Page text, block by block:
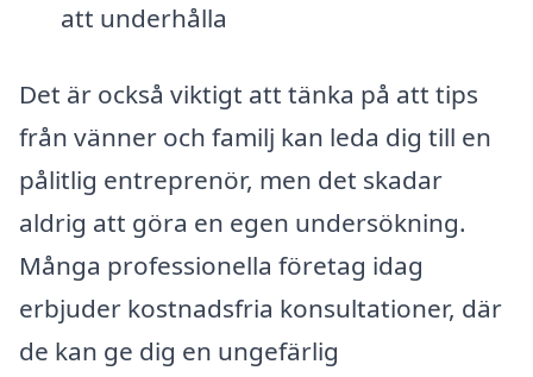
att underhålla
Det är också viktigt att tänka på att tips
från vänner och familj kan leda dig till en
pålitlig entreprenör, men det skadar
aldrig att göra en egen undersökning.
Många professionella företag idag
erbjuder kostnadsfria konsultationer, där
de kan ge dig en ungefärlig